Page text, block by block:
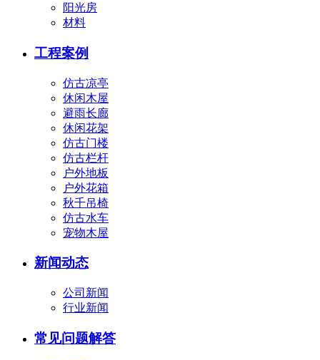
阳光房
材料
工程案例
仿古凉亭
休闲木屋
避雨长廊
休闲花架
仿古门楼
仿古栏杆
户外地板
户外花箱
秋千吊椅
仿古水车
宠物木屋
新闻动态
公司新闻
行业新闻
常见问题解答